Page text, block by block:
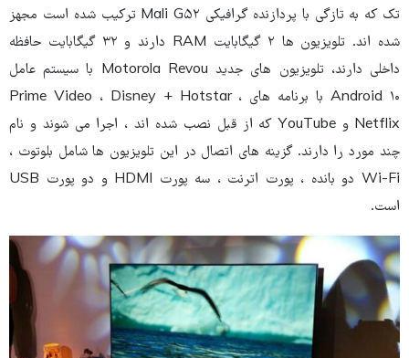
تک که به تازگی با پردازنده گرافیکی Mali G۵۲ ترکیب شده است مجهز
شده اند. تلویزیون ها ۲ گیگابایت RAM دارند و ۳۲ گیگابایت حافظه
داخلی دارند، تلویزیون های جدید Motorola Revou با سیستم عامل
Android ۱۰ با برنامه های Prime Video ، Disney + Hotstar ،
Netflix و YouTube که از قبل نصب شده اند ، اجرا می شوند و نام
چند مورد را دارند. گزینه های اتصال در این تلویزیون ها شامل بلوتوث ،
Wi-Fi دو بانده ، پورت اترنت ، سه پورت HDMI و دو پورت USB
است.